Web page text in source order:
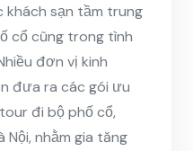
khách sạn tầm trung
cổ cũng trong tình
đơn vị kinh
đưa ra các gói ưu
đi bộ phố cổ,
nhằm gia tăng